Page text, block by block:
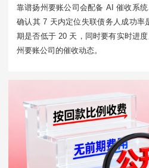
靠谱扬州要账公司会配备 AI 催收系
确认其 7 天内定位失联债务人成功率
期是否低于 20 天，同时要有实时进
州要账公司的催收动态。​